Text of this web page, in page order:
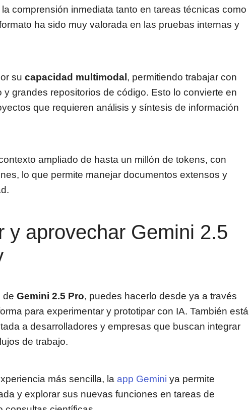
comprensión inmediata tanto en tareas técnicas como
ha sido muy valorada en las pruebas internas y
su capacidad multimodal, permitiendo trabajar con
grandes repositorios de código. Esto lo convierte en
que requieren análisis y síntesis de información
ampliado de hasta un millón de tokens, con
lo que permite manejar documentos extensos y
y aprovechar Gemini 2.5
de Gemini 2.5 Pro, puedes hacerlo desde ya a través
para experimentar y prototipar con IA. También está
a desarrolladores y empresas que buscan integrar
de trabajo.
más sencilla, la app Gemini ya permite
y explorar sus nuevas funciones en tareas de